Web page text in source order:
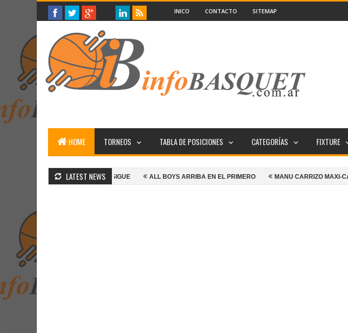
INICO CONTACTO SITEMAP
HOME TORNEOS TABLA DE POSICIONES CATEGORÍAS FIXTURE
LATEST NEWS
ALL BOYS GANA Y SIGUE ALL BOYS ARRIBA EN EL PRIMERO MANU CARRIZO MAXI-CAMPEON